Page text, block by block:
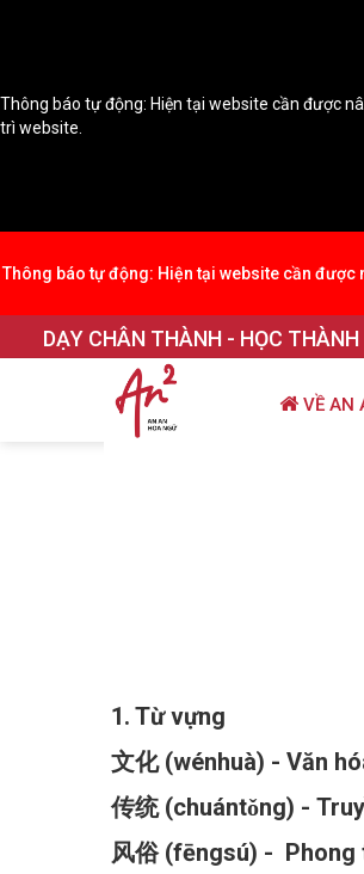
Thông báo tự động: Hiện tại website cần được
trì website.
Thông báo tự động: Hiện tại website cần được
DẠY CHÂN THÀNH - HỌC THÀNH
VỀ AN
1. Từ vựng
文化 (wénhuà) - Văn
传统 (chuántǒng) -
风俗 (fēngsú) - Phong